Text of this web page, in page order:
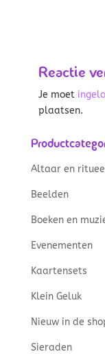
Reactie
Je moet
plaatsen.
Altaar en
Beelden
Boeken en
Evenementen
Kaartensets
Klein Geluk
Nieuw in de
Sieraden